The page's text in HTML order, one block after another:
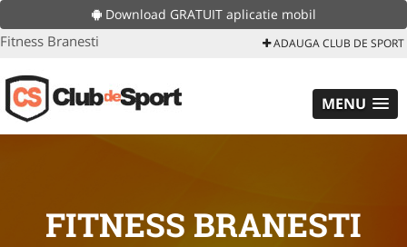
Download GRATUIT aplicatie mobil
Fitness Branesti ADAUGA CLUB DE SPORT
MENU
FITNESS BRANESTI